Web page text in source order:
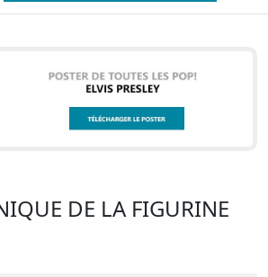
DE LA FIGURINE